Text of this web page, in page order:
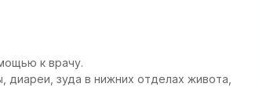
к врачу.
зуда в нижних отделах живота,